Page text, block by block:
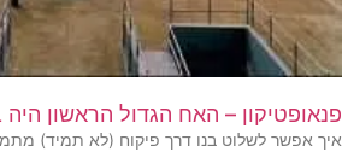
פנאופטיקון – האח הגדול הראשון
איך אפשר לשלוט בנו דרך פיקוח (לא תמיד)